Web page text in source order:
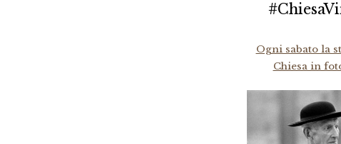
Ogni sabato la
Chiesa in